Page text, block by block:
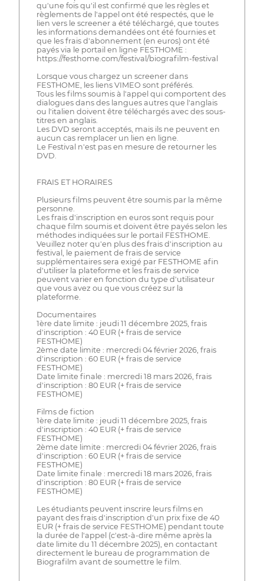
qu'une fois qu'il est confirmé que les règles et
règlements de l'appel ont été respectés, que le
lien vers le screener a été téléchargé, que toutes
les informations demandées ont été fournies et
que les frais d'abonnement (en euros) ont été
payés via le portail en ligne FESTHOME :
https://festhome.com/festival/biografilm-festival
Lorsque vous chargez un screener dans
FESTHOME, les liens VIMEO sont préférés.
Tous les films soumis à l'appel qui comportent des
dialogues dans des langues autres que l'anglais
ou l'italien doivent être téléchargés avec des sous-
titres en anglais.
Les DVD seront acceptés, mais ils ne peuvent en
aucun cas remplacer un lien en ligne.
Le Festival n'est pas en mesure de retourner les
DVD.
FRAIS ET HORAIRES
Plusieurs films peuvent être soumis par la même
personne.
Les frais d'inscription en euros sont requis pour
chaque film soumis et doivent être payés selon les
méthodes indiquées sur le portail FESTHOME.
Veuillez noter qu'en plus des frais d'inscription au
festival, le paiement de frais de service
supplémentaires sera exigé par FESTHOME afin
d'utiliser la plateforme et les frais de service
peuvent varier en fonction du type d'utilisateur
que vous avez ou que vous créez sur la
plateforme.
Documentaires
1ère date limite : jeudi 11 décembre 2025, frais
d'inscription : 40 EUR (+ frais de service
FESTHOME)
2ème date limite : mercredi 04 février 2026, frais
d'inscription : 60 EUR (+ frais de service
FESTHOME)
Date limite finale : mercredi 18 mars 2026, frais
d'inscription : 80 EUR (+ frais de service
FESTHOME)
Films de fiction
1ère date limite : jeudi 11 décembre 2025, frais
d'inscription : 40 EUR (+ frais de service
FESTHOME)
2ème date limite : mercredi 04 février 2026, frais
d'inscription : 60 EUR (+ frais de service
FESTHOME)
Date limite finale : mercredi 18 mars 2026, frais
d'inscription : 80 EUR (+ frais de service
FESTHOME)
Les étudiants peuvent inscrire leurs films en
payant des frais d'inscription d'un prix fixe de 40
EUR (+ frais de service FESTHOME) pendant toute
la durée de l'appel (c'est-à-dire même après la
date limite du 11 décembre 2025), en contactant
directement le bureau de programmation de
Biografilm avant de soumettre le film.